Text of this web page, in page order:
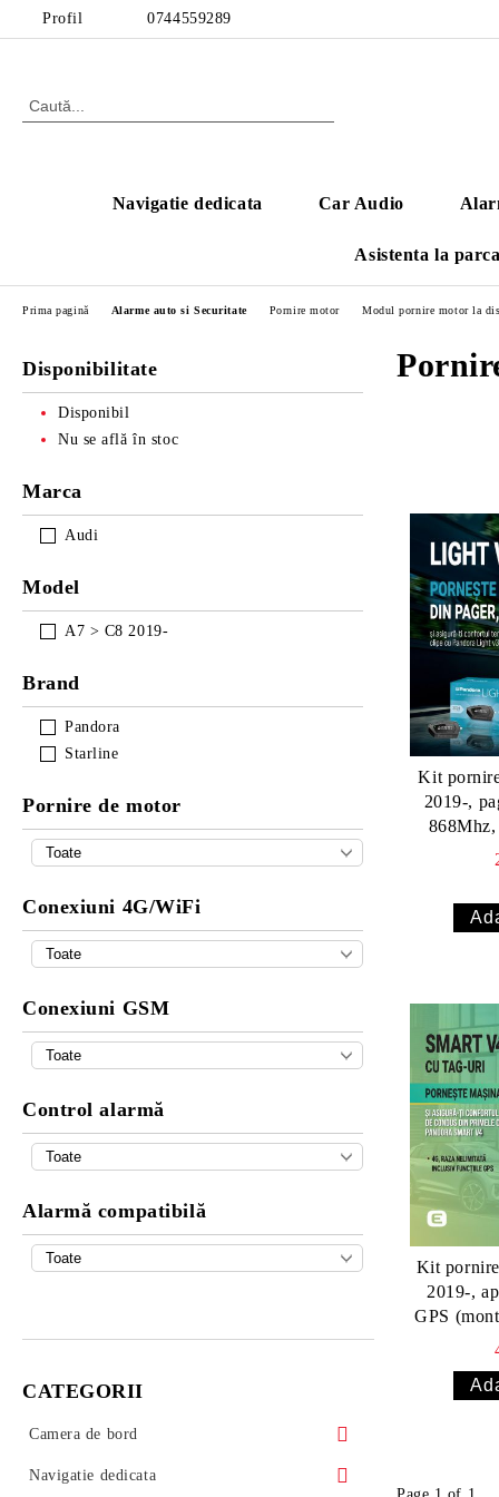
Profil 0744559289
Navigatie dedicata Car Audio
Asistenta la
Disponibilitate
Disponibil
Nu se află în stoc
Marca
Audi
Model
A7 > C8 2019-
Brand
Pandora
Starline
Pornire de motor
Conexiuni 4G/WiFi
Conexiuni GSM
Control alarmă
Alarmă compatibilă
CATEGORII
Camera de bord
Camera DVR universala 313 Autolensa
Navigatie dedicata
Prima pagină Alarme auto si Securitate Pornire motor Modul pornire motor la
Kit
2019-,
inclus) -
Kit
2019-,
GPS
Page 1 of 1